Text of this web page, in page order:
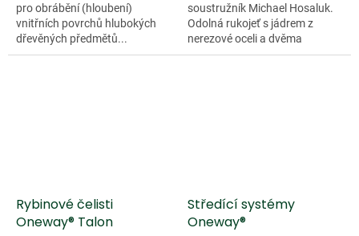
pro obrábění (hloubení)
vnitřních povrchů hlubokých
dřevěných předmětů...
soustružník Michael Hosaluk.
Odolná rukojeť s jádrem z
nerezové oceli a dvěma
upevňovacími šrouby...
Rybinové čelisti
Oneway® Talon
Středící systémy
Oneway®